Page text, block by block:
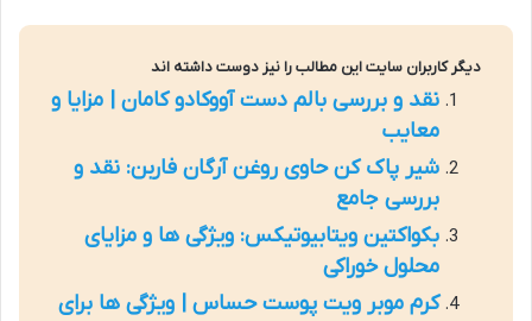
دیگر کاربران سایت این مطالب را نیز دوست داشته اند
نقد و بررسی بالم دست آووکادو کامان | مزایا و
معایب
شیر پاک کن حاوی روغن آرگان فاربن: نقد و
بررسی جامع
بکواکتین ویتابیوتیکس: ویژگی ها و مزایای
محلول خوراکی
کرم موبر ویت پوست حساس | ویژگی ها برای